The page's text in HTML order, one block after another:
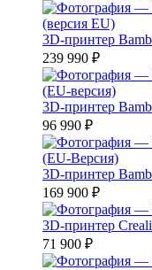
3D-принтер
239 990 ₽
3D-принтер
96 990 ₽
3D-принтер
169 900 ₽
3D-принтер
71 900 ₽